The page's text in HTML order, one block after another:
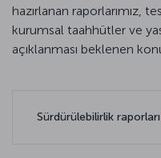
hazırlanan raporlarımız,
kurumsal taahhütler ve
açıklanması beklenen
Sürdürülebilirlik raporları